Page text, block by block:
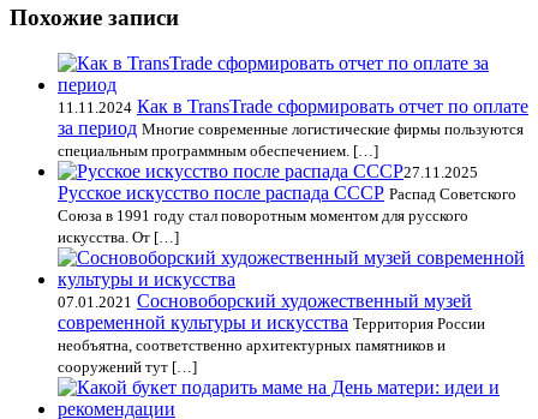
Похожие записи
11.11.2024 Как в TransTrade сформировать отчет по оплате
за период Многие современные логистические фирмы пользуются
специальным программным обеспечением. […]
27.11.2025
Русское искусство после распада СССР Распад Советского
Союза в 1991 году стал поворотным моментом для русского
искусства. От […]
07.01.2021 Сосновоборский художественный музей
современной культуры и искусства Территория России
необъятна, соответственно архитектурных памятников и
сооружений тут […]